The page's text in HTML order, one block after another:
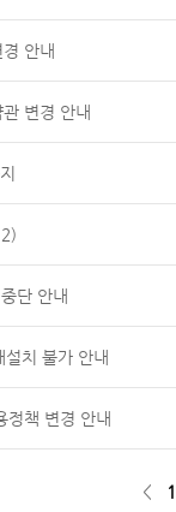
안내
관 변경 안내
단 안내
치 불가 안내
정책 변경 안내
< 1